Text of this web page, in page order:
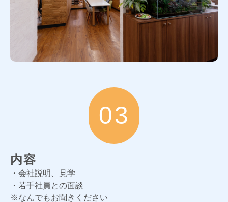
03
内容
・会社説明、見学
・若手社員との面談
※なんでもお聞きください